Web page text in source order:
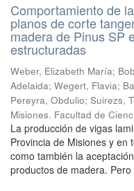
Comportamiento de
planos de corte
madera de Pinus SP
estructuradas
Weber, Elizabeth María;
Adelaida; Wegert, Flavia;
Pereyra, Obdulio; Suirezs,
Misiones. Facultad de
La producción de vigas
Provincia de Misiones y en
como también la
productos de madera.